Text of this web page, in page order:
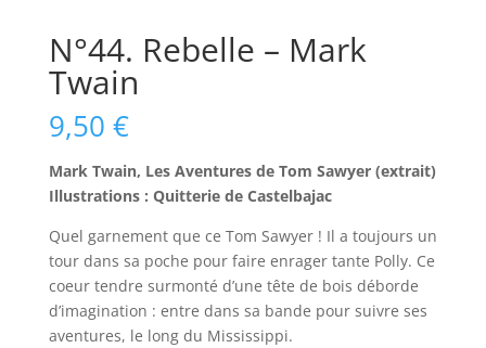
N°44. Rebelle – Mark
Twain
9,50 €
Mark Twain, Les Aventures de Tom Sawyer (extrait)
Illustrations : Quitterie de Castelbajac
Quel garnement que ce Tom Sawyer ! Il a toujours un
tour dans sa poche pour faire enrager tante Polly. Ce
coeur tendre surmonté d’une tête de bois déborde
d’imagination : entre dans sa bande pour suivre ses
aventures, le long du Mississippi.